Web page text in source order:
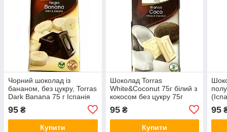
Чорний шоколад із
бананом, без цукру, Torras
Dark Banana 75 г Іспанія
95 ₴
Купити
Шоколад Torras
White&Coconut 75г білий з
кокосом без цукру 75г
95₴
Купити
95